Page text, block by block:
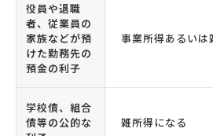
役員や退職
者、従業員の
家族などが預
けた勤務先の
預金の利子
事業所得あるいは
学校債、組合
債等の公的な
雑所得になる